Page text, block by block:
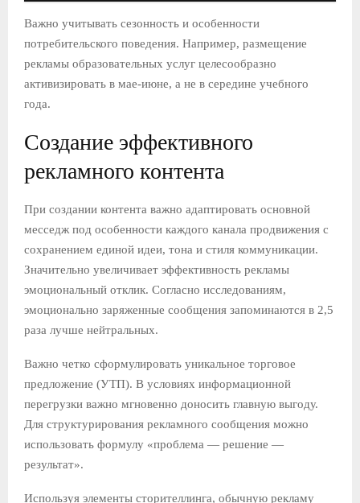
Важно учитывать сезонность и особенности
потребительского поведения. Например, размещение
рекламы образовательных услуг целесообразно
активизировать в мае-июне, а не в середине учебного
года.
Создание эффективного
рекламного контента
При создании контента важно адаптировать основной
месседж под особенности каждого канала продвижения с
сохранением единой идеи, тона и стиля коммуникации.
Значительно увеличивает эффективность рекламы
эмоциональный отклик. Согласно исследованиям,
эмоционально заряженные сообщения запоминаются в 2,5
раза лучше нейтральных.
Важно четко сформулировать уникальное торговое
предложение (УТП). В условиях информационной
перегрузки важно мгновенно доносить главную выгоду.
Для структурирования рекламного сообщения можно
использовать формулу «проблема — решение —
результат».
Используя элементы сторителлинга, обычную рекламу